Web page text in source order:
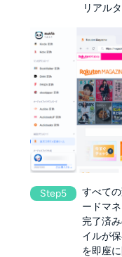
リアル
Step5
すべて
ードマ
完了済
イルが
を即座